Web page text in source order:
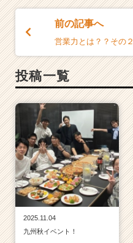
前の記事へ
営業力とは？？その２
投稿一覧
2025.11.04
九州秋イベント！